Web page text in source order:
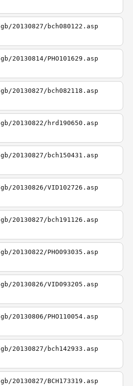
20130827/bch080122.asp
PHO101629.asp
20130827/bch082118.asp
20130822/hrd190650.asp
20130827/bch150431.asp
20130826/VID102726.asp
20130827/bch191126.asp
PHO093035.asp
20130826/VID093205.asp
PHO110054.asp
20130827/bch142933.asp
20130827/BCH173319.asp